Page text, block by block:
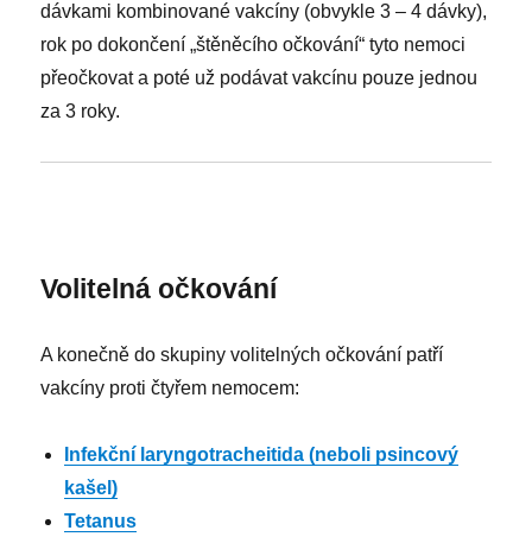
dávkami kombinované vakcíny (obvykle 3 – 4 dávky),
rok po dokončení „štěněcího očkování“ tyto nemoci
přeočkovat a poté už podávat vakcínu pouze jednou
za 3 roky.
Volitelná očkování
A konečně do skupiny volitelných očkování patří
vakcíny proti čtyřem nemocem:
Infekční laryngotracheitida (neboli psincový
kašel)
Tetanus